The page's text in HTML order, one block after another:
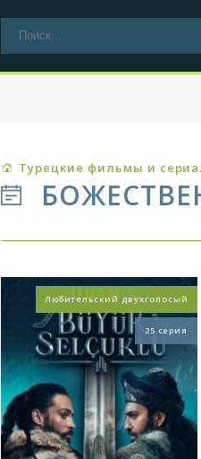
Турецкие фильмы и
Любительский двухголосый
25 серия